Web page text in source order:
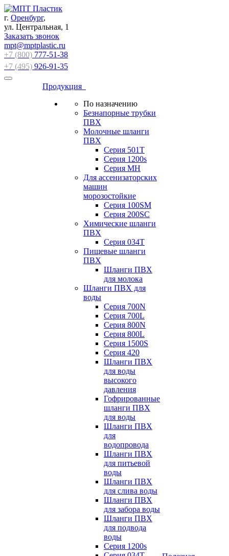
г. Оренбург,
ул. Центральная, 1
Заказать звонок
mpt@mptplastic.ru
+7 (800) 777-51-38
+7 (495) 926-91-35
Продукция
По назначению
Безнапорные трубки
ПВХ
Молочные шланги
ПВХ
Серия 501T
Серия 1200s
Серия МН
Для ассенизаторских
машин
морозостойкие
Серия 100SM
Серия 200SС
Химические шланги
ПВХ
Серия 034Т
Пищевые шланги
ПВХ
Шланги ПВХ
для молока
Шланги ПВХ для
воды
Серия 700N
Серия 700L
Серия 800N
Серия 800L
Серия 1500S
Серия 420
Шланги ПВХ
для воды
высокого
давления
Гофрированные
шланги ПВХ
для воды
Шланги ПВХ
для
водопровода
Шланги ПВХ
для питьевой
воды
Шланги ПВХ
для слива воды
Шланги ПВХ
для забора воды
Шланги ПВХ
для подвода
воды
Серия 1200s